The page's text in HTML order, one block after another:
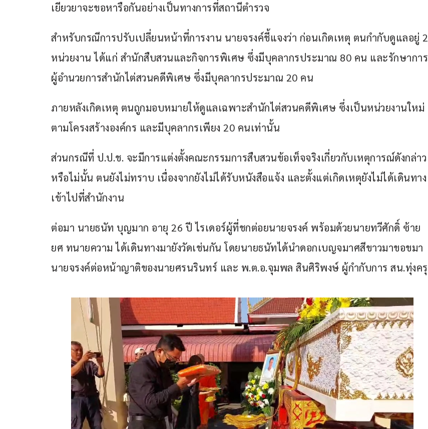
เยียวยาจะขอหารือกันอย่างเป็นทางการที่สถานีตำรวจ
สำหรับกรณีการปรับเปลี่ยนหน้าที่การงาน นายจรงค์ชี้แจงว่า ก่อนเกิดเหตุ ตนกำกับดูแลอยู่ 2
หน่วยงาน ได้แก่ สำนักสืบสวนและกิจการพิเศษ ซึ่งมีบุคลากรประมาณ 80 คน และรักษาการ
ผู้อำนวยการสำนักไต่สวนคดีพิเศษ ซึ่งมีบุคลากรประมาณ 20 คน
ภายหลังเกิดเหตุ ตนถูกมอบหมายให้ดูแลเฉพาะสำนักไต่สวนคดีพิเศษ ซึ่งเป็นหน่วยงานใหม่
ตามโครงสร้างองค์กร และมีบุคลากรเพียง 20 คนเท่านั้น
ส่วนกรณีที่ ป.ป.ช. จะมีการแต่งตั้งคณะกรรมการสืบสวนข้อเท็จจริงเกี่ยวกับเหตุการณ์ดังกล่าว
หรือไม่นั้น ตนยังไม่ทราบ เนื่องจากยังไม่ได้รับหนังสือแจ้ง และตั้งแต่เกิดเหตุยังไม่ได้เดินทาง
เข้าไปที่สำนักงาน
ต่อมา นายธนัท บุญมาก อายุ 26 ปี ไรเดอร์ผู้ที่ชกต่อยนายจรงค์ พร้อมด้วยนายทวีศักดิ์ ซ้าย
ยศ ทนายความ ได้เดินทางมายังวัดเช่นกัน โดยนายธนัทได้นำดอกเบญจมาศสีขาวมาขอขมา
นายจรงค์ต่อหน้าญาติของนายศรนรินทร์ และ พ.ต.อ.จุมพล สินศิริพงษ์ ผู้กำกับการ สน.ทุ่งครุ